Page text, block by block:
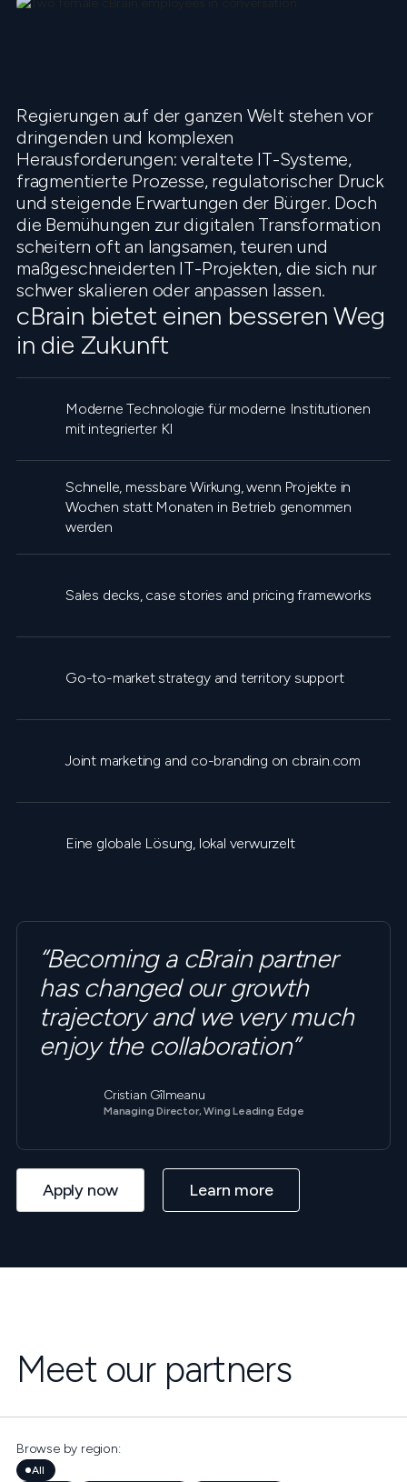
Regierungen auf der ganzen Welt stehen vor
dringenden und komplexen
Herausforderungen: veraltete IT-Systeme,
fragmentierte Prozesse, regulatorischer Druck
und steigende Erwartungen der Bürger. Doch
die Bemühungen zur digitalen Transformation
scheitern oft an langsamen, teuren und
maßgeschneiderten IT-Projekten, die sich nur
schwer skalieren oder anpassen lassen.
cBrain bietet einen besseren Weg
in die Zukunft
Moderne Technologie für moderne Institutionen
mit integrierter KI
Schnelle, messbare Wirkung, wenn Projekte in
Wochen statt Monaten in Betrieb genommen
werden
Sales decks, case stories and pricing frameworks
Go-to-market strategy and territory support
Joint marketing and co-branding on cbrain.com
Eine globale Lösung, lokal verwurzelt
“Becoming a cBrain partner
has changed our growth
trajectory and we very much
enjoy the collaboration”
Cristian Gîlmeanu
Managing Director, Wing Leading Edge
Apply now Learn more
Meet our partners
Browse by region:
All